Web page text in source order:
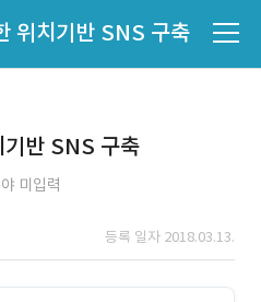
위치기반 SNS 구축
기반 SNS 구축
미입력
등록 일자 2018.03.13.